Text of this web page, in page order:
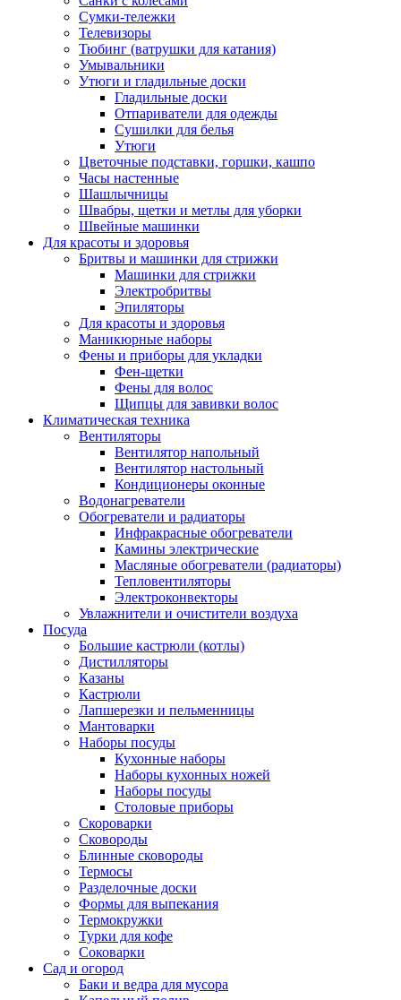
Сумки-тележки
Телевизоры
Тюбинг (ватрушки для катания)
Умывальники
Утюги и гладильные доски
Гладильные доски
Отпариватели для одежды
Сушилки для белья
Утюги
Цветочные подставки, горшки, кашпо
Часы настенные
Шашлычницы
Швабры, щетки и метлы для уборки
Швейные машинки
Для красоты и здоровья
Бритвы и машинки для стрижки
Машинки для стрижки
Электробритвы
Эпиляторы
Для красоты и здоровья
Маникюрные наборы
Фены и приборы для укладки
Фен-щетки
Фены для волос
Щипцы для завивки волос
Климатическая техника
Вентиляторы
Вентилятор напольный
Вентилятор настольный
Кондиционеры оконные
Водонагреватели
Обогреватели и радиаторы
Инфракрасные обогреватели
Камины электрические
Масляные обогреватели (радиаторы)
Тепловентиляторы
Электроконвекторы
Увлажнители и очистители воздуха
Посуда
Большие кастрюли (котлы)
Дистилляторы
Казаны
Кастрюли
Лапшерезки и пельменницы
Мантоварки
Наборы посуды
Кухонные наборы
Наборы кухонных ножей
Наборы посуды
Столовые приборы
Скороварки
Сковороды
Блинные сковороды
Термосы
Разделочные доски
Формы для выпекания
Термокружки
Турки для кофе
Соковарки
Сад и огород
Баки и ведра для мусора